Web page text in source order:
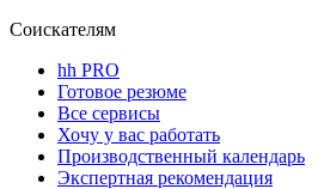
Соискателям
hh PRO
Готовое резюме
Все сервисы
Хочу у вас работать
Производственный календарь
Экспертная рекомендация